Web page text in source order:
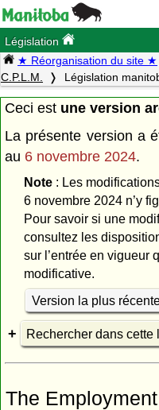
Législation
★ Réorganisation du site ★
C.P.L.M.
Législation
Ceci est une version
La présente version a
au 6 novembre 2024.
Note: Les
6 novembre 2024 n’y
Pour savoir si une
consultez les
sur l’entrée en vigueur
modificative.
Version la plus
Rechercher dans cette
The Employment